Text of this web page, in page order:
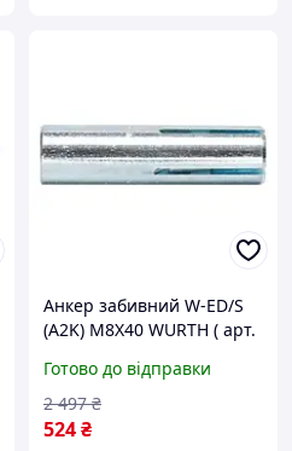
Анкер забивний W-ED/S
(A2K) M8X40 WURTH ( арт.
Готово до відправки
524₴
2 497 ₴